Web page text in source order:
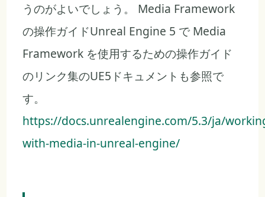
うのがよいでしょう。 Media Framework
の操作ガイドUnreal Engine 5 で Media
Framework を使用するための操作ガイド
のリンク集のUE5ドキュメントも参照で
す。
https://docs.unrealengine.com/5.3/ja/
with-media-in-unreal-engine/